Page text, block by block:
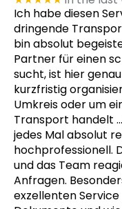
Ich habe diesen
dringende
bin absolut
Partner für einen
sucht, ist hier
kurzfristig
Umkreis oder um
Transport handelt
jedes Mal absolut
hochprofessionell.
und das Team
Anfragen.
exzellenten Service